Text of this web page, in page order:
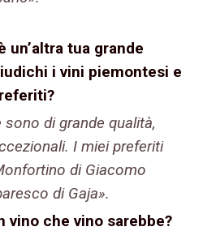
un’altra tua grande
i vini piemontesi e
di grande qualità,
I miei preferiti
di Giacomo
di Gaja».
vino che vino sarebbe?